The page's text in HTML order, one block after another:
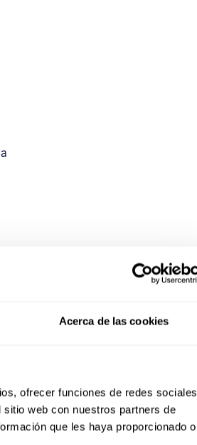
Acerca de las cookies
ofrecer funciones de redes sociales
web con nuestros partners de
que les haya proporcionado o
de
a